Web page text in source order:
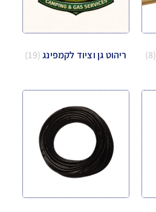
(8) ריהוט גן וציוד לקמפינג(19)